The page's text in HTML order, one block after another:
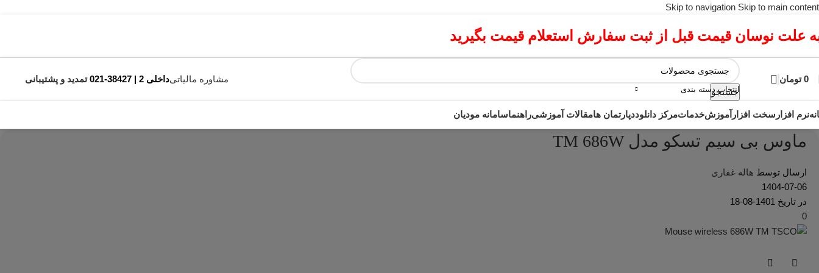
Skip to navigation Skip to main content
علت نوسان قیمت قبل از ثبت سفارش استعلام قیمت بگیرید
0 تومان
انتخاب دسته بندی
جستجو
مشاوره مالیاتیداخلی 2 | 38427-021 تمدید و پشتیبانی
نرم افزار سخت افزار آموزشخدماتمرکز دانلوددپارتمان هامقالات آموزشیراهنماسامانه مودیان
ماوس بی سیم تسکو مدل TM 686W
ارسال توسط هاله غفاری
1404-07-06
در تاریخ 1401-08-18
0